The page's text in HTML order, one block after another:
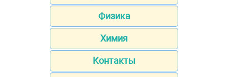
Физика
Химия
Контакты